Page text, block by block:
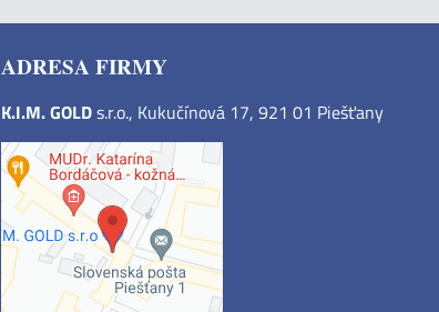
ADRESA FIRMY
K.I.M. GOLDs.r.o., Kukučínová 17, 921 01 Piešťany